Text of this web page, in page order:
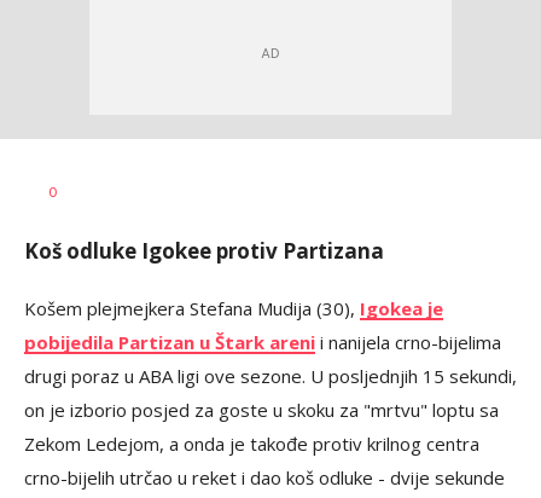
AUTOR
0
Koš odluke Igokee protiv Partizana
Košem plejmejkera Stefana Mudija (30), Igokea je
pobijedila Partizan u Štark areni i nanijela crno-bijelima
drugi poraz u ABA ligi ove sezone. U posljednjih 15 sekundi,
on je izborio posjed za goste u skoku za "mrtvu" loptu sa
Zekom Ledejom, a onda je takođe protiv krilnog centra
crno-bijelih utrčao u reket i dao koš odluke - dvije sekunde